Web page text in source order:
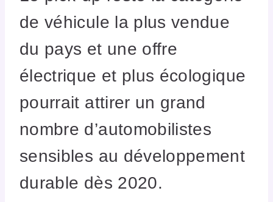
de véhicule la plus vendue
du pays et une offre
électrique et plus écologique
pourrait attirer un grand
nombre d’automobilistes
sensibles au développement
durable dès 2020.